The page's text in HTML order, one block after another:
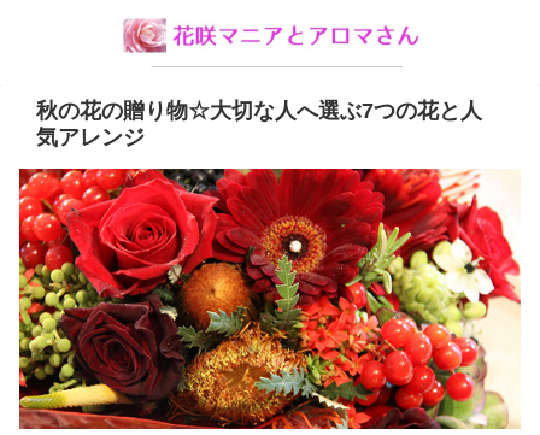
秋の花の贈り物☆大切な人へ選ぶ7つの花と人
気アレンジ